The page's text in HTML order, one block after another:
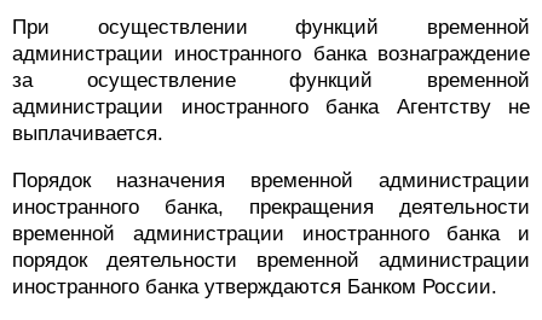
При осуществлении функций временной
администрации иностранного банка вознаграждение
за осуществление функций временной
администрации иностранного банка Агентству не
выплачивается.
Порядок назначения временной администрации
иностранного банка, прекращения деятельности
временной администрации иностранного банка и
порядок деятельности временной администрации
иностранного банка утверждаются Банком России.